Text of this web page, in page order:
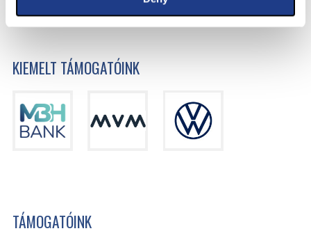
KIEMELT TÁMOGATÓINK
TÁMOGATÓINK